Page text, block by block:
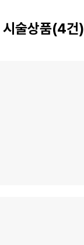
시술상품(4건)